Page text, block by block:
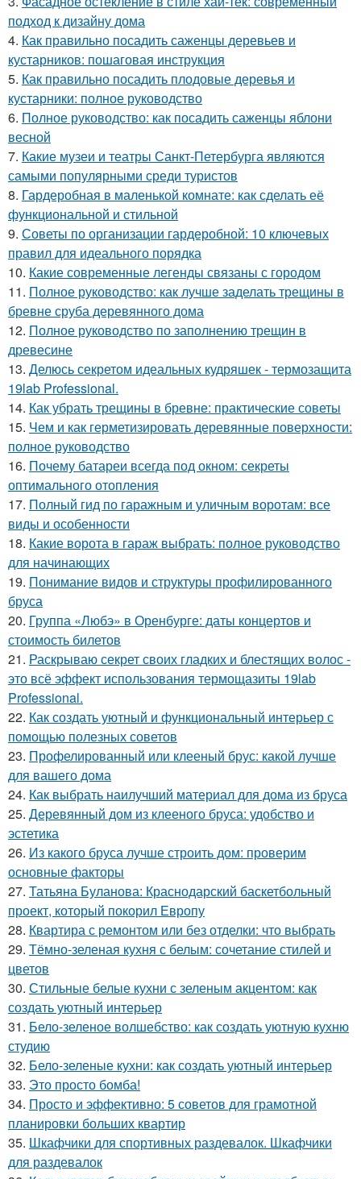
подход к дизайну дома
4. Как правильно посадить саженцы деревьев и
кустарников: пошаговая инструкция
5. Как правильно посадить плодовые деревья и
кустарники: полное руководство
6. Полное руководство: как посадить саженцы яблони
весной
7. Какие музеи и театры Санкт-Петербурга являются
самыми популярными среди туристов
8. Гардеробная в маленькой комнате: как сделать её
функциональной и стильной
9. Советы по организации гардеробной: 10 ключевых
правил для идеального порядка
10. Какие современные легенды связаны с городом
11. Полное руководство: как лучше заделать трещины в
бревне сруба деревянного дома
12. Полное руководство по заполнению трещин в
древесине
13. Делюсь секретом идеальных кудряшек - термозащита
19lab Professional.
14. Как убрать трещины в бревне: практические советы
15. Чем и как герметизировать деревянные поверхности:
полное руководство
16. Почему батареи всегда под окном: секреты
оптимального отопления
17. Полный гид по гаражным и уличным воротам: все
виды и особенности
18. Какие ворота в гараж выбрать: полное руководство
для начинающих
19. Понимание видов и структуры профилированного
бруса
20. Группа «Любэ» в Оренбурге: даты концертов и
стоимость билетов
21. Раскрываю секрет своих гладких и блестящих волос -
это всё эффект использования термощазиты 19lab
Professional.
22. Как создать уютный и функциональный интерьер с
помощью полезных советов
23. Профелированный или клееный брус: какой лучше
для вашего дома
24. Как выбрать наилучший материал для дома из бруса
25. Деревянный дом из клееного бруса: удобство и
эстетика
26. Из какого бруса лучше строить дом: проверим
основные факторы
27. Татьяна Буланова: Краснодарский баскетбольный
проект, который покорил Европу
28. Квартира с ремонтом или без отделки: что выбрать
29. Тёмно-зеленая кухня с белым: сочетание стилей и
цветов
30. Стильные белые кухни с зеленым акцентом: как
создать уютный интерьер
31. Бело-зеленое волшебство: как создать уютную кухню
студию
32. Бело-зеленые кухни: как создать уютный интерьер
33. Это просто бомба!
34. Просто и эффективно: 5 советов для грамотной
планировки больших квартир
35. Шкафчики для спортивных раздевалок. Шкафчики
для раздевалок